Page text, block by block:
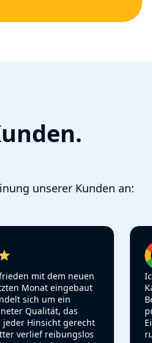
unserer Kunden an:
mit dem neuen
Monat eingebaut
sich um ein
Qualität, das
Hinsicht gerecht
verlief reibungslos